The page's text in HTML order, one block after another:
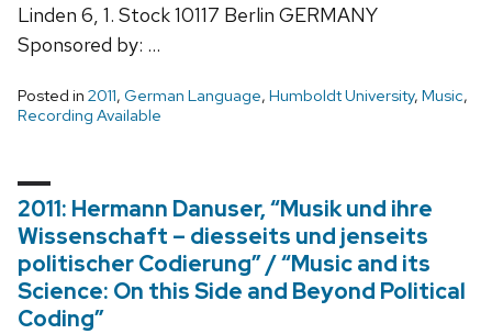
Linden 6, 1. Stock 10117 Berlin GERMANY
Sponsored by: …
Posted in 2011, German Language, Humboldt University, Music,
Recording Available
2011: Hermann Danuser, “Musik und ihre
Wissenschaft – diesseits und jenseits
politischer Codierung” / “Music and its
Science: On this Side and Beyond Political
Coding”